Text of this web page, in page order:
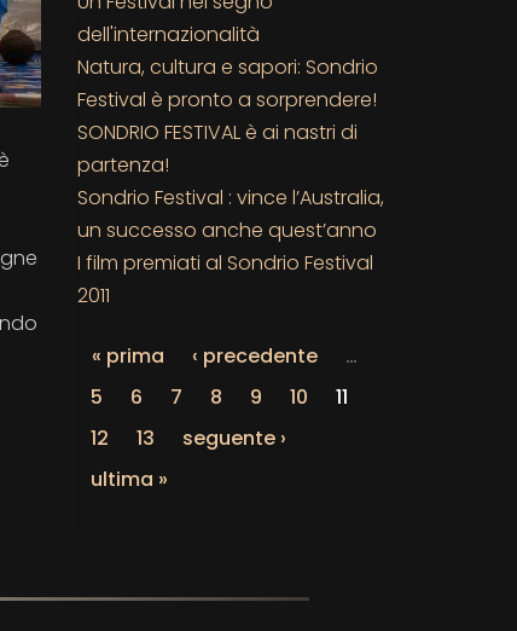
dell'internazionalità
Natura, cultura e sapori: Sondrio
Festival è pronto a sorprendere!
SONDRIO FESTIVAL è ai nastri di
partenza!
Sondrio Festival : vince l’Australia,
un successo anche quest’anno
I film premiati al Sondrio Festival
2011
« prima ‹ precedente
…
5
6 7 8 9 10
11
12
13
seguente ›
ultima »